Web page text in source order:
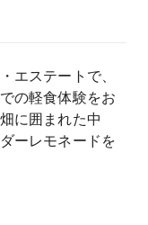
エステートで、
の軽食体験をお
に囲まれた中
ーレモネードを